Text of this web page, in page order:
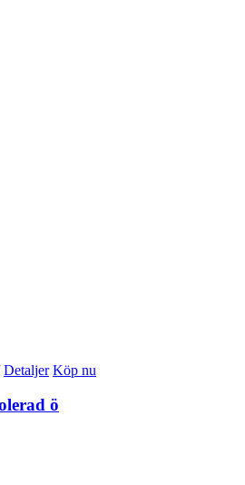
Detaljer Köp nu
ö